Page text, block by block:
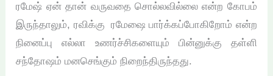
ரமேஷ் ஏன் தான் வருவதை சொல்லவில்லை என்ற கோபம்
இருந்தாலும், ரவிக்கு ரமேஷை பார்க்கப்போகிறோம் என்ற
நினைப்பு எல்லா உணர்ச்சிகளையும் பின்னுக்கு தள்ளி
சந்தோஷம் மனசெங்கும் நிறைந்திருந்தது.